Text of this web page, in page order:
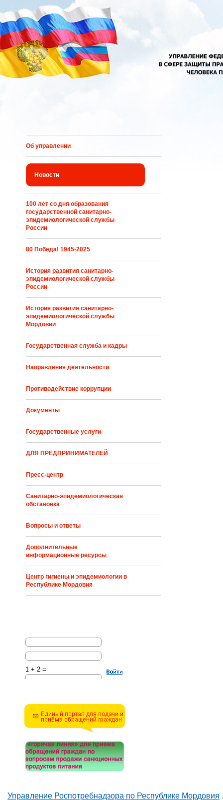
Перейти к основному содержанию
Об управлении
Новости
100 лет со дня образования
государственной санитарно-
эпидемиологической службы
России
80 Победа! 1945-2025
История развития санитарно-
эпидемиологической службы
России
История развития санитарно-
эпидемиологической службы
Мордовии
Государственная служба и кадры
Направления деятельности
Противодействие коррупции
Документы
Государственные услуги
ДЛЯ ПРЕДПРИНИМАТЕЛЕЙ
Пресс-центр
Санитарно-эпидемиологическая
обстановка
Вопросы и ответы
Дополнительные
информационные ресурсы
Центр гигиены и эпидемиологии в
Республике Мордовия
1 + 2 =
Управление Роспотребнадзора по Республике Мордовия